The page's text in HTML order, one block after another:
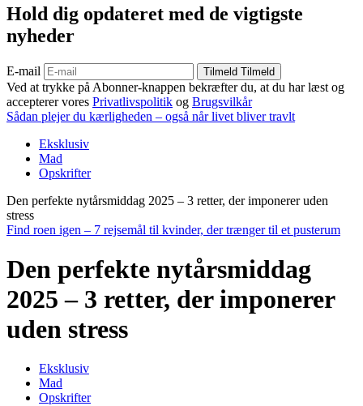
Hold dig opdateret med de vigtigste
nyheder
E-mail Tilmeld Tilmeld
Ved at trykke på Abonner-knappen bekræfter du, at du har læst og
accepterer vores Privatlivspolitik og Brugsvilkår
Sådan plejer du kærligheden – også når livet bliver travlt
Eksklusiv
Mad
Opskrifter
Den perfekte nytårsmiddag 2025 – 3 retter, der imponerer uden
stress
Find roen igen – 7 rejsemål til kvinder, der trænger til et pusterum
Den perfekte nytårsmiddag
2025 – 3 retter, der imponerer
uden stress
Eksklusiv
Mad
Opskrifter